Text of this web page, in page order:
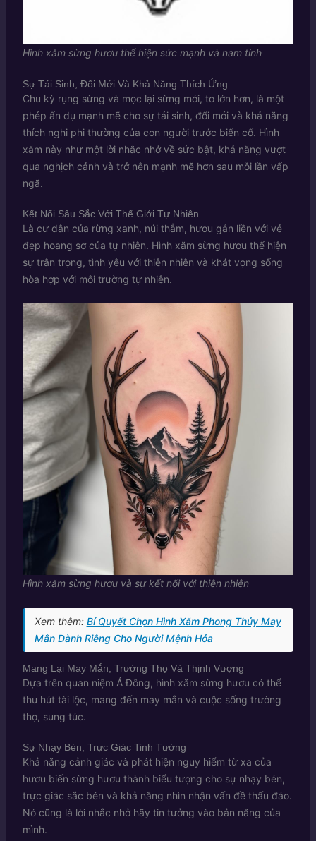
Hình xăm sừng hươu thể hiện sức mạnh và nam tính
Sự Tái Sinh, Đổi Mới Và Khả Năng Thích Ứng
Chu kỳ rụng sừng và mọc lại sừng mới, to lớn hơn, là một
phép ẩn dụ mạnh mẽ cho sự tái sinh, đổi mới và khả năng
thích nghi phi thường của con người trước biến cố. Hình
xăm này như một lời nhắc nhở về sức bật, khả năng vượt
qua nghịch cảnh và trở nên mạnh mẽ hơn sau mỗi lần vấp
ngã.
Kết Nối Sâu Sắc Với Thế Giới Tự Nhiên
Là cư dân của rừng xanh, núi thẳm, hươu gắn liền với vẻ
đẹp hoang sơ của tự nhiên. Hình xăm sừng hươu thể hiện
sự trân trọng, tình yêu với thiên nhiên và khát vọng sống
hòa hợp với môi trường tự nhiên.
Hình xăm sừng hươu và sự kết nối với thiên nhiên
Xem thêm: Bí Quyết Chọn Hình Xăm Phong Thủy May
Mắn Dành Riêng Cho Người Mệnh Hỏa
Mang Lại May Mắn, Trường Thọ Và Thịnh Vượng
Dựa trên quan niệm Á Đông, hình xăm sừng hươu có thể
thu hút tài lộc, mang đến may mắn và cuộc sống trường
thọ, sung túc.
Sự Nhạy Bén, Trực Giác Tinh Tường
Khả năng cảnh giác và phát hiện nguy hiểm từ xa của
hươu biến sừng hươu thành biểu tượng cho sự nhạy bén,
trực giác sắc bén và khả năng nhìn nhận vấn đề thấu đáo.
Nó cũng là lời nhắc nhở hãy tin tưởng vào bản năng của
mình.